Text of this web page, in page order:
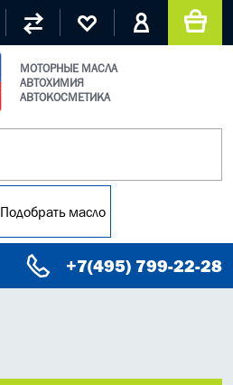
МОТОРНЫЕ МАСЛА
АВТОХИМИЯ
АВТОКОСМЕТИКА
Подобрать масло
+7(495) 799-22-28